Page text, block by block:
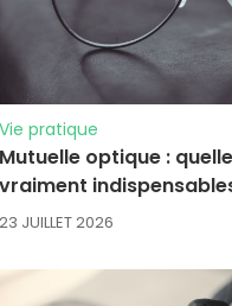
Vie pratique
Mutuelle optique :
vraiment
23 JUILLET 2026